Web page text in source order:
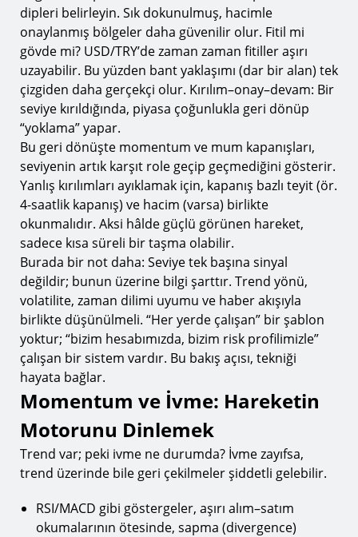
dipleri belirleyin. Sık dokunulmuş, hacimle
onaylanmış bölgeler daha güvenilir olur. Fitil mi
gövde mi? USD/TRY’de zaman zaman fitiller aşırı
uzayabilir. Bu yüzden bant yaklaşımı (dar bir alan) tek
çizgiden daha gerçekçi olur. Kırılım–onay–devam: Bir
seviye kırıldığında, piyasa çoğunlukla geri dönüp
“yoklama” yapar.
Bu geri dönüşte momentum ve mum kapanışları,
seviyenin artık karşıt role geçip geçmediğini gösterir.
Yanlış kırılımları ayıklamak için, kapanış bazlı teyit (ör.
4-saatlik kapanış) ve hacim (varsa) birlikte
okunmalıdır. Aksi hâlde güçlü görünen hareket,
sadece kısa süreli bir taşma olabilir.
Burada bir not daha: Seviye tek başına sinyal
değildir; bunun üzerine bilgi şarttır. Trend yönü,
volatilite, zaman dilimi uyumu ve haber akışıyla
birlikte düşünülmeli. “Her yerde çalışan” bir şablon
yoktur; “bizim hesabımızda, bizim risk profilimizle”
çalışan bir sistem vardır. Bu bakış açısı, tekniği
hayata bağlar.
Momentum ve İvme: Hareketin
Motorunu Dinlemek
Trend var; peki ivme ne durumda? İvme zayıfsa,
trend üzerinde bile geri çekilmeler şiddetli gelebilir.
RSI/MACD gibi göstergeler, aşırı alım–satım
okumalarının ötesinde, sapma (divergence)